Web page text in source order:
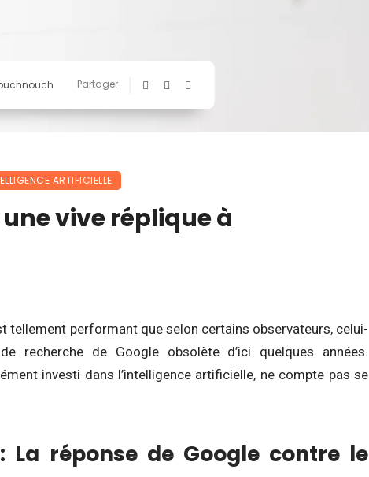
Partager
ARTIFICIELLE
vive réplique à
tellement performant que selon certains observateurs, celui-
recherche de Google obsolète d’ici quelques années.
investi dans l’intelligence artificielle, ne compte pas se
La réponse de Google contre le